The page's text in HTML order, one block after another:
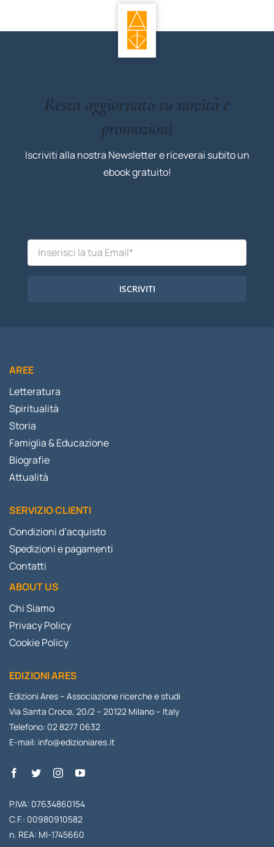
Resta aggiornato su novità e
promozioni
Iscriviti alla nostra Newsletter e riceverai subito un
ebook gratuito!
ISCRIVITI
AREE
Letteratura
Spiritualità
Storia
Famiglia & Educazione
Biografie
Attualità
SERVIZIO CLIENTI
Condizioni d’acquisto
Spedizioni e pagamenti
Contatti
ABOUT US
Chi Siamo
Privacy Policy
Cookie Policy
EDIZIONI ARES
Edizioni Ares – Associazione ricerche e studi
Via Santa Croce, 20/2 – 20122 Milano – Italy
Telefono: 02 8277 0632
E-mail: info@edizioniares.it
P.IVA: 07634860154
C.F.: 00980910582
n. REA: MI-1745660